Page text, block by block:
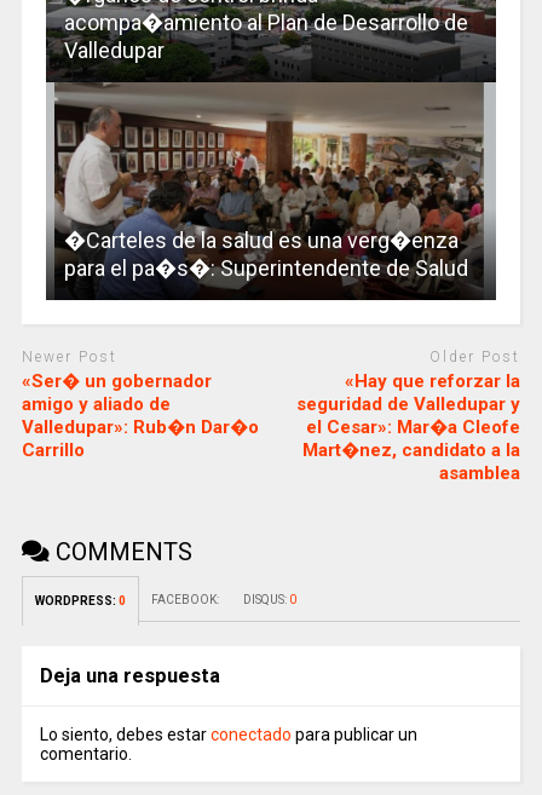
acompa�amiento al Plan de Desarrollo de
Valledupar
�Carteles de la salud es una verg�enza
para el pa�s�: Superintendente de Salud
Newer Post
«Ser� un gobernador
amigo y aliado de
Valledupar»: Rub�n Dar�o
Carrillo
Older Post
«Hay que reforzar la
seguridad de Valledupar y
el Cesar»: Mar�a Cleofe
Mart�nez, candidato a la
asamblea
COMMENTS
WORDPRESS: 0 FACEBOOK: DISQUS: 0
Deja una respuesta
Lo siento, debes estarconectado para publicar un
comentario.